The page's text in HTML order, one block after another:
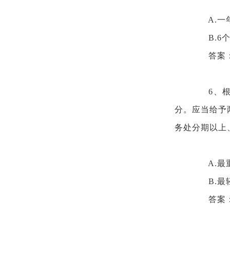
A.一
B.6
答案
6、
分。应当给
务处分期以
A.最
B.最
答案